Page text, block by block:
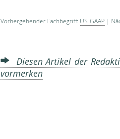
Vorhergehender Fachbegriff: US-GAAP |
Diesen Artikel der
vormerken